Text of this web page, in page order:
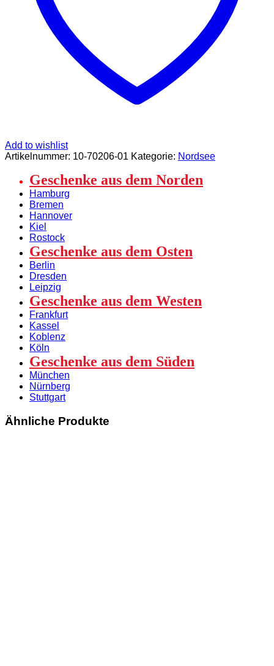
Add to wishlist
Artikelnummer: 10-70206-01 Kategorie: Nordsee
Geschenke aus dem Norden
Hamburg
Bremen
Hannover
Kiel
Rostock
Geschenke aus dem Osten
Berlin
Dresden
Leipzig
Geschenke aus dem Westen
Frankfurt
Kassel
Koblenz
Köln
Geschenke aus dem Süden
München
Nürnberg
Stuttgart
Ähnliche Produkte